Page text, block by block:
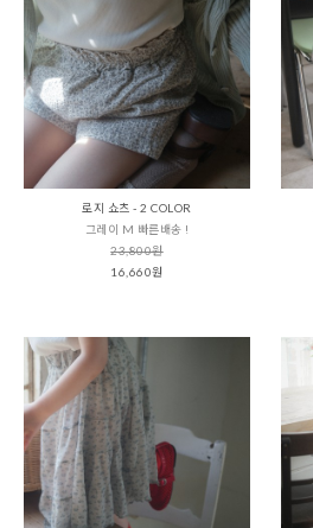
로지 쇼츠 - 2 COLOR
그레이 M 빠른배송 !
23,800원
16,660원